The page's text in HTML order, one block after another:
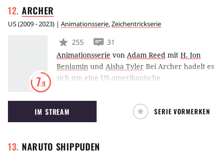
gerecht handelt, sollen beide erst im Verlauf
ARCHER
US(2009 - 2023) | Animationsserie,Zeichentrickserie
7.9
255
31
Animationsserie von Adam Reed mit H. Jon
Benjamin und Aisha Tyler Bei Archer hadelt es
sich um eine US-amerikanische
produziert wird. Erzählt wird die Geschichte
des selbstverliebten Geheimagenten Sterling
Malory Archer, der im Auftrag seiner
Agentur ISIS in zwielichtige Missionen
IM STREAM SERIE VORMERKEN
NARUTO SHIPPUDEN